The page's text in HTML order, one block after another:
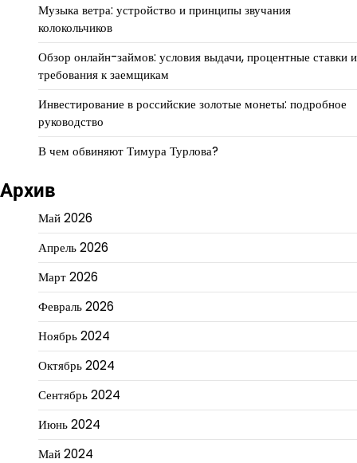
Музыка ветра: устройство и принципы звучания
колокольчиков
Обзор онлайн-займов: условия выдачи, процентные ставки и
требования к заемщикам
Инвестирование в российские золотые монеты: подробное
руководство
В чем обвиняют Тимура Турлова?
Архив
Май 2026
Апрель 2026
Март 2026
Февраль 2026
Ноябрь 2024
Октябрь 2024
Сентябрь 2024
Июнь 2024
Май 2024